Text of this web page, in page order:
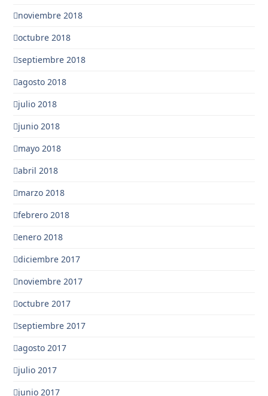
noviembre 2018
octubre 2018
septiembre 2018
agosto 2018
julio 2018
junio 2018
mayo 2018
abril 2018
marzo 2018
febrero 2018
enero 2018
diciembre 2017
noviembre 2017
octubre 2017
septiembre 2017
agosto 2017
julio 2017
junio 2017